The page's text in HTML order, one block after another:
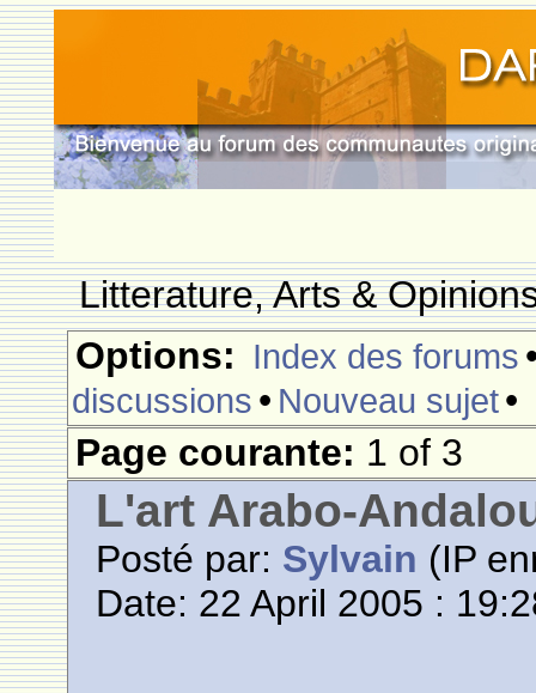
Litterature, Arts &
Options: Index des forums
discussions • Nouveau sujet•
Page courante: 1 of 3
L'art Arabo-
Posté par: Sylvain (IP
Date: 22 April 2005 :